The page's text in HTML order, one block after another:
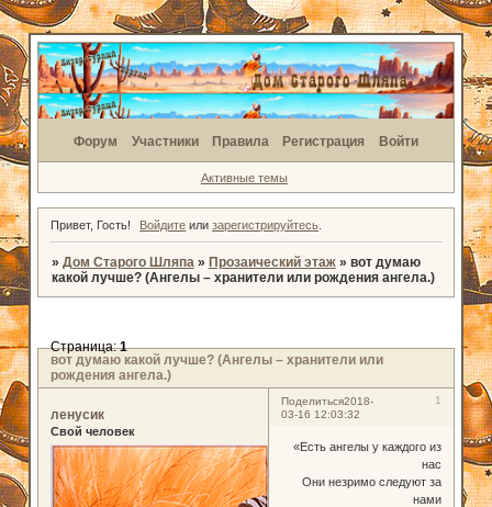
Форум Участники Правила Регистрация Войти
Активные темы
Привет, Гость! Войдите илизарегистрируйтесь
» Дом Старого Шляпа » Прозаический этаж » вот думаю
какой лучше? (Ангелы – хранители или рождения ангела.)
вот думаю какой лучше? (Ангелы – хранители или
рождения ангела.)
Страница:1
Поделиться 1
2018-
03-16 12:03:32
ленусик
Свой человек
«Есть ангелы у каждого из
нас
Они незримо следуют за
нами